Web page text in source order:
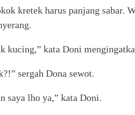
kretek harus panjang sabar.
kucing,” kata Doni
sergah Dona sewot.
saya lho ya,” kata Doni.